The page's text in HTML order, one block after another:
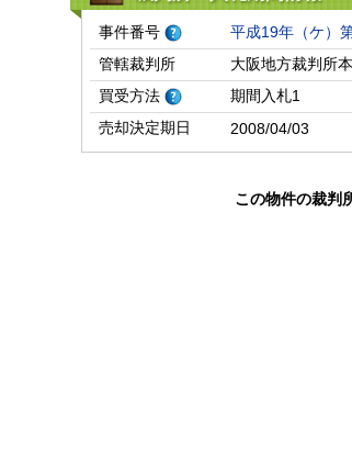
事件番号 平成19年（ケ）
管轄裁判所
大阪地方裁判所
買受方法
期間入札1
売却決定期日
2008/04/03
この物件の裁判